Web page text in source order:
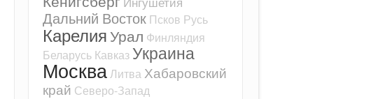
Дальний Восток Псков Русь
Карелия Урал Финляндия
Беларусь Кавказ Украина
МоскваЛитва Хабаровский
край Северо-Запад